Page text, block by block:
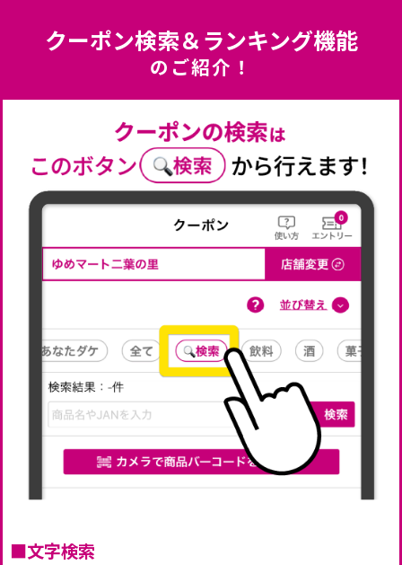
クーポン検索＆ランキング機能
のご紹介！
■文字検索